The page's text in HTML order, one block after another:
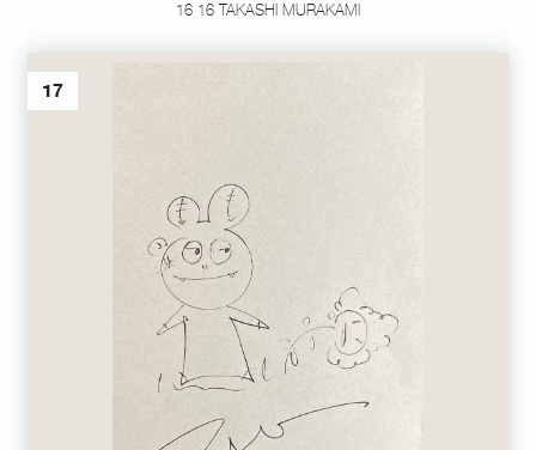
16 16 TAKASHI MURAKAMI
17